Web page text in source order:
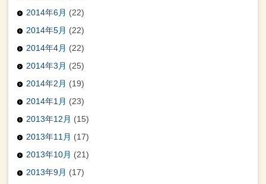
2014年6月 (22)
2014年5月 (22)
2014年4月 (22)
2014年3月 (25)
2014年2月 (19)
2014年1月 (23)
2013年12月 (15)
2013年11月 (17)
2013年10月 (21)
2013年9月 (17)